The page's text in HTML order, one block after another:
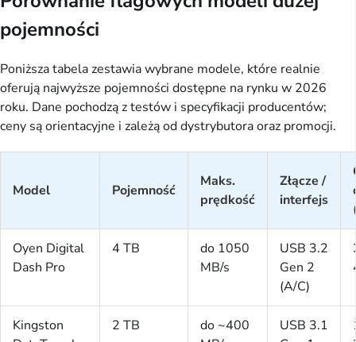
pojemności
Poniższa tabela zestawia wybrane modele, które realnie
oferują najwyższe pojemności dostępne na rynku w 2026
roku. Dane pochodzą z testów i specyfikacji producentów;
ceny są orientacyjne i zależą od dystrybutora oraz promocji.
Model Pojemność
Maks.
prędkość
Złącze /
interfejs
Oyen Digital
Dash Pro
4 TB
do 1050
MB/s
USB 3.2
Gen 2
(A/C)
Kingston
2 TB
do ~400
USB 3.1